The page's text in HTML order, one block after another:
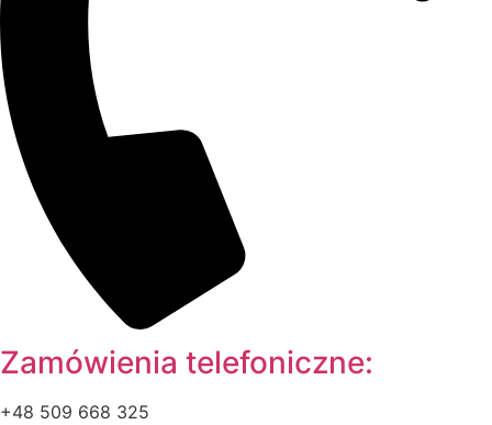
Zamówienia telefoniczne:
+48 509 668 325